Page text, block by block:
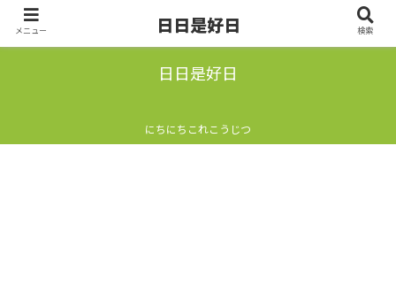
日日是好日
にちにちこれこうじつ
メニュー 日日是好日 検索